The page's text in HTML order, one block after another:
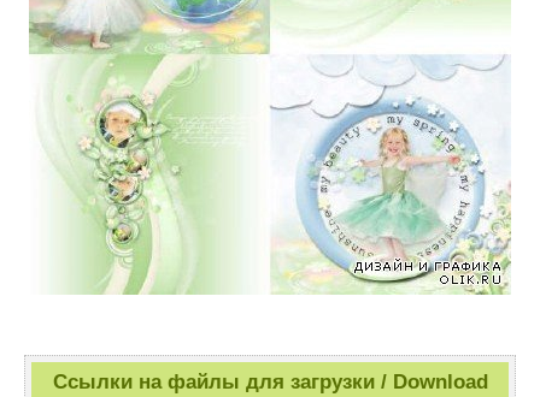
Ссылки на файлы для загрузки / Download